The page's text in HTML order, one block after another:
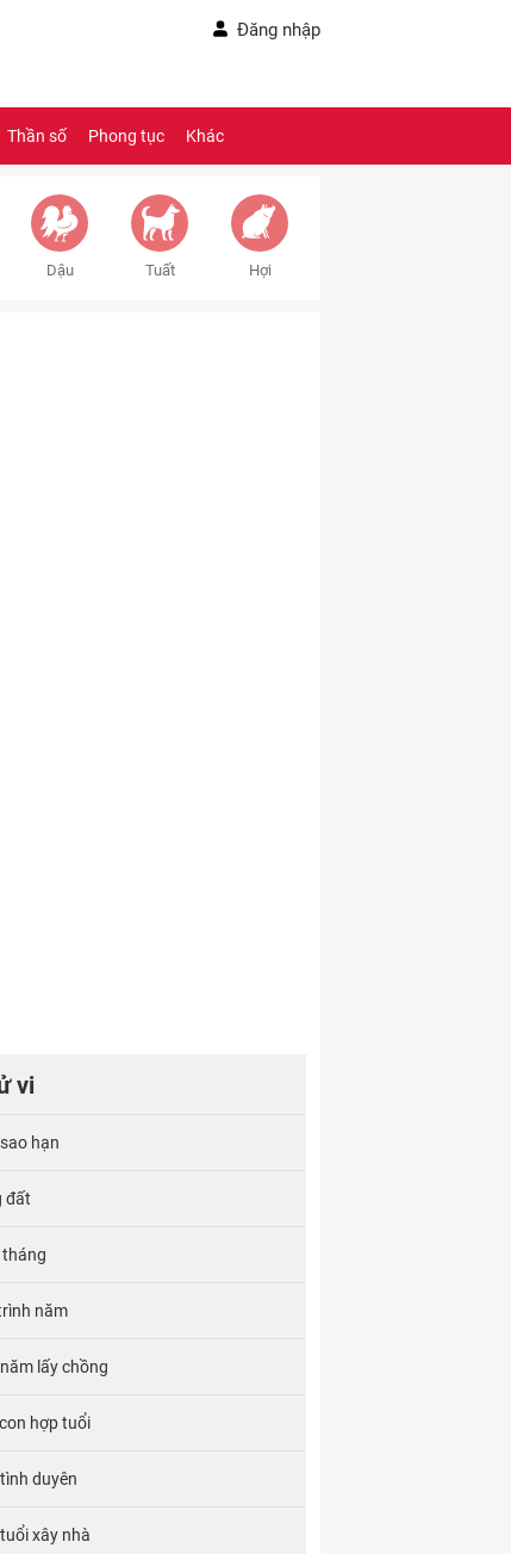
Đăng nhập
Thần số Phong tục Khác
Dậu Tuất Hợi
vi
hạn
đất
tháng
năm
lấy chồng
hợp tuổi
duyên
xây nhà